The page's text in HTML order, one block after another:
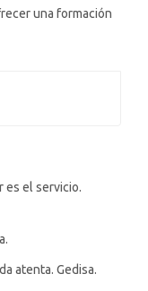
una formación
es el servicio.
atenta. Gedisa.